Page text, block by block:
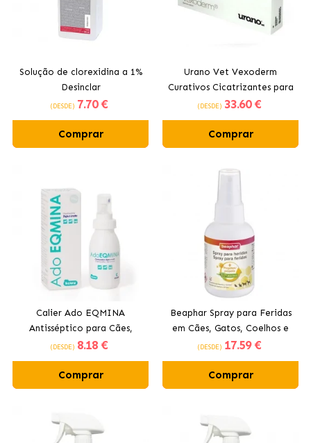
Solução de clorexidina a 1%
Desinclar
(DESDE) 7.70 €
Comprar
Urano Vet Vexoderm
Curativos Cicatrizantes para
Cão e Gato
(DESDE) 33.60 €
Comprar
Calier Ado EQMINA
Antisséptico para Cães,
Gatos e Cavalos
(DESDE) 8.18 €
Comprar
Beaphar Spray para Feridas
em Cães, Gatos, Coelhos e
Roedores 75 ml
(DESDE) 17.59 €
Comprar